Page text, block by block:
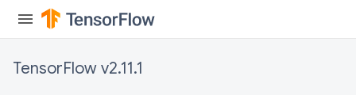
TensorFlow v2.11.1